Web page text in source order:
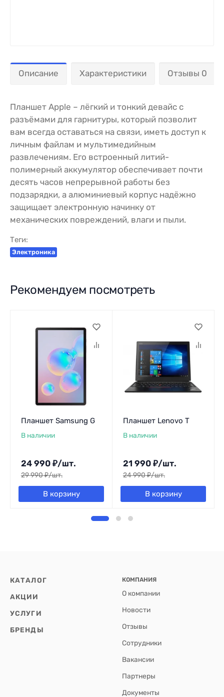
Описание Характеристики Отзывы 0
Планшет Apple – лёгкий и тонкий девайс с
разъёмами для гарнитуры, который позволит
вам всегда оставаться на связи, иметь доступ к
личным файлам и мультимедийным
развлечениям. Его встроенный литий-
полимерный аккумулятор обеспечивает почти
десять часов непрерывной работы без
подзарядки, а алюминиевый корпус надёжно
защищает электронную начинку от
механических повреждений, влаги и пыли.
Теги:
Электроника
Рекомендуем посмотреть
Планшет Samsung G
В наличии
24 990 ₽/шт.
29 990₽/шт.
В корзину
Планшет Lenovo T
В наличии
21 990 ₽/шт.
24 990₽/шт.
В корзину
КАТАЛОГ
АКЦИИ
УСЛУГИ
БРЕНДЫ
КОМПАНИЯ
О компании
Новости
Отзывы
Сотрудники
Вакансии
Партнеры
Документы